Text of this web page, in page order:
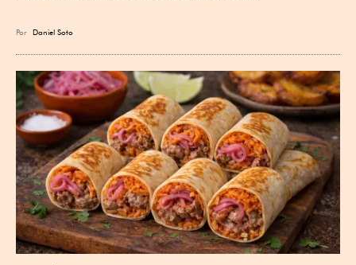
Por Daniel Soto